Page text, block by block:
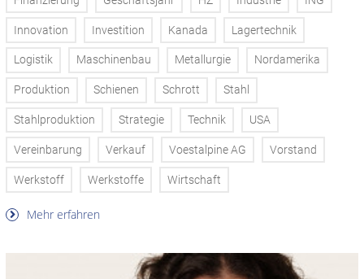
Innovation Investition Kanada Lagertechnik
Logistik Maschinenbau Metallurgie Nordamerika
Produktion Schienen Schrott Stahl
Stahlproduktion Strategie Technik USA
Vereinbarung Verkauf Voestalpine AG Vorstand
Werkstoff Werkstoffe Wirtschaft
Mehr erfahren